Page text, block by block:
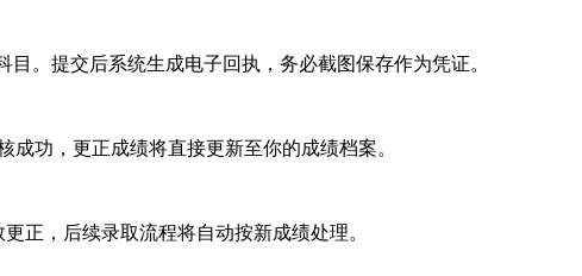
。提交后系统生成电子回执，务必截图保存作为凭证。
功，更正成绩将直接更新至你的成绩档案。
，后续录取流程将自动按新成绩处理。